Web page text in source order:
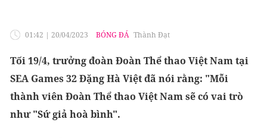
01:42 | 20/04/2023 BÓNG ĐÁ Thành Đạt
Tối 19/4, trưởng đoàn Đoàn Thể thao Việt Nam tại
SEA Games 32 Đặng Hà Việt đã nói rằng: "Mỗi
thành viên Đoàn Thể thao Việt Nam sẽ có vai trò
như "Sứ giả hoà bình".